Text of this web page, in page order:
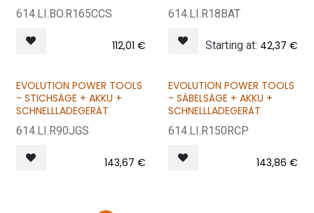
614.LI.BO.R165CCS
112,01 €
614.LI.R18BAT
Starting at: 42,37 €
EVOLUTION POWER TOOLS
- STICHSÄGE + AKKU +
SCHNELLLADEGERÄT
614.LI.R90JGS
143,67 €
EVOLUTION POWER TOOLS
- SÄBELSÄGE + AKKU +
SCHNELLLADEGERÄT
614.LI.R150RCP
143,86 €